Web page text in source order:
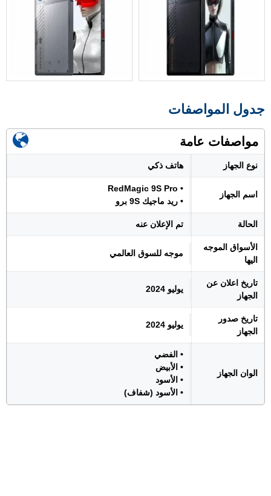
جدول المواصفات
مواصفات عامة
نوع الجهاز هاتف ذكي
اسم الجهاز
• RedMagic 9S Pro
• ريد ماجيك 9S برو
الحالة تم الإعلان عنه
الأسواق الموجه
اليها
موجه للسوق العالمي
تاريخ اعلان عن
الجهاز
يوليو 2024
تاريخ صدور
الجهاز
يوليو 2024
الوان الجهاز
• الفضي
• الأبيض
• الأسود
• الأسود (شفاف)